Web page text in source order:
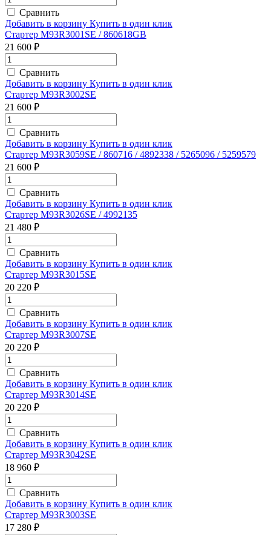
Сравнить
Добавить в корзину Купить в один клик
Стартер M93R3001SE / 860618GB
21 600 ₽
Сравнить
Добавить в корзину Купить в один клик
Стартер M93R3002SE
21 600 ₽
Сравнить
Добавить в корзину Купить в один клик
Стартер M93R3059SE / 860716 / 4892338 / 5265096 / 5259579
21 600 ₽
Сравнить
Добавить в корзину Купить в один клик
Стартер M93R3026SE / 4992135
21 480 ₽
Сравнить
Добавить в корзину Купить в один клик
Стартер M93R3015SE
20 220 ₽
Сравнить
Добавить в корзину Купить в один клик
Стартер M93R3007SE
20 220 ₽
Сравнить
Добавить в корзину Купить в один клик
Стартер M93R3014SE
20 220 ₽
Сравнить
Добавить в корзину Купить в один клик
Стартер M93R3042SE
18 960 ₽
Сравнить
Добавить в корзину Купить в один клик
Стартер M93R3003SE
17 280 ₽